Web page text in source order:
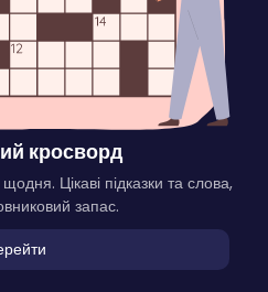
кросворд
Цікаві підказки та слова,
запас.